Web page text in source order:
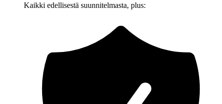
Kaikki edellisestä suunnitelmasta, plus: